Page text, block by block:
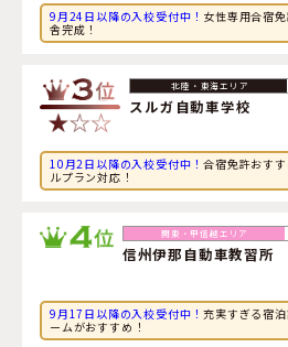
2026年8月6日
9月24日以降の入校受付中！ 女性専用合宿
舎完成！
スルガ自動車学校
10月2日以降の入校受付中！合宿免許おす
ルプラン対応！
信州伊那自動車教習所
9月17日以降の入校受付中！充実すぎる宿
ームがおすすめ！